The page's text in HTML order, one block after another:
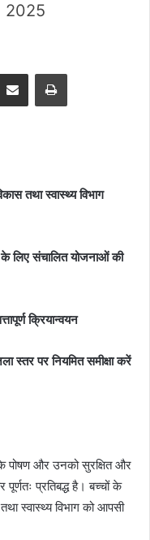
2025
Share via Email Print
तथा स्वास्थ्य विभाग
लिए संचालित योजनाओं की
क्रियान्वयन
स्तर पर नियमित समीक्षा करें
के पोषण और उनको सुरक्षित और
प्रतिबद्ध है। बच्चों के
स्वास्थ्य विभाग को आपसी